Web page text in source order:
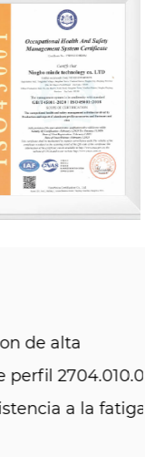
alta
2704.010.002
a la fatiga